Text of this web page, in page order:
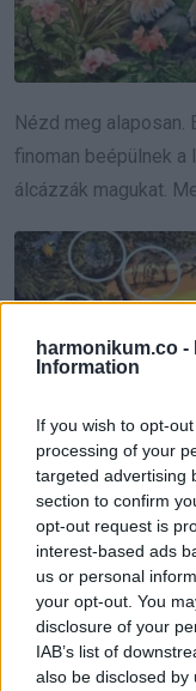
harmonikum.co -
Information
If you wish to opt-
processing of your
targeted advertising
section to confirm
opt-out request is
interest-based ads
us or personal
your opt-out. You
disclosure of your
IAB’s list of
also be disclosed
Nézd meg
finoman beépülnek a
álcázzák magukat.
Egy